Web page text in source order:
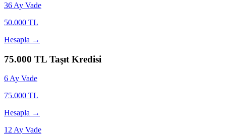
36 Ay Vade
50.000 TL
Hesapla →
75.000 TL Taşıt Kredisi
6 Ay Vade
75.000 TL
Hesapla →
12 Ay Vade